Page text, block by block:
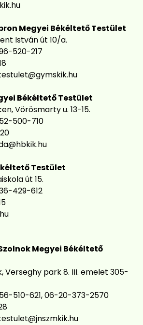
Megyei Békéltető Testület
István út 10/a.
520-217
Békéltető Testület
Vörösmarty u. 13-15.
500-710
Testület
út 15.
429-612
Megyei Békéltető
Verseghy park 8. III. emelet 305-
510-621, 06-20-373-2570